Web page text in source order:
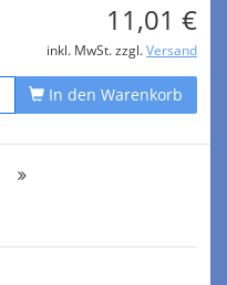
11,01 €
inkl. MwSt. zzgl. Versand
In den Warenkorb